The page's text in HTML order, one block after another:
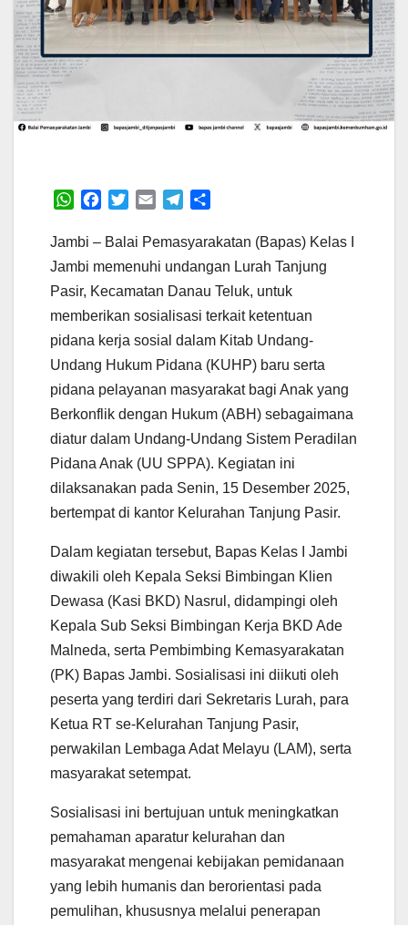
W
a
A
p
p
c
o
o
k
i
e
r
a
i
l
e
r
a
m
a
e
Jambi – Balai Pemasyarakatan (Bapas) Kelas I
Jambi memenuhi undangan Lurah Tanjung
Pasir, Kecamatan Danau Teluk, untuk
memberikan sosialisasi terkait ketentuan
pidana kerja sosial dalam Kitab Undang-
Undang Hukum Pidana (KUHP) baru serta
pidana pelayanan masyarakat bagi Anak yang
Berkonflik dengan Hukum (ABH) sebagaimana
diatur dalam Undang-Undang Sistem Peradilan
Pidana Anak (UU SPPA). Kegiatan ini
dilaksanakan pada Senin, 15 Desember 2025,
bertempat di kantor Kelurahan Tanjung Pasir.
Dalam kegiatan tersebut, Bapas Kelas I Jambi
diwakili oleh Kepala Seksi Bimbingan Klien
Dewasa (Kasi BKD) Nasrul, didampingi oleh
Kepala Sub Seksi Bimbingan Kerja BKD Ade
Malneda, serta Pembimbing Kemasyarakatan
(PK) Bapas Jambi. Sosialisasi ini diikuti oleh
peserta yang terdiri dari Sekretaris Lurah, para
Ketua RT se-Kelurahan Tanjung Pasir,
perwakilan Lembaga Adat Melayu (LAM), serta
masyarakat setempat.
Sosialisasi ini bertujuan untuk meningkatkan
pemahaman aparatur kelurahan dan
masyarakat mengenai kebijakan pemidanaan
yang lebih humanis dan berorientasi pada
pemulihan, khususnya melalui penerapan